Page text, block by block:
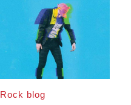
Rock blog